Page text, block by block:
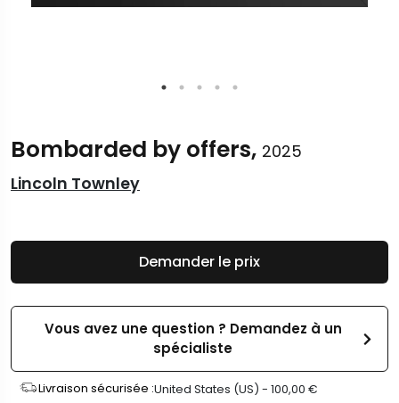
Bombarded by offers, 2025
Lincoln Townley
Demander le prix
Vous avez une question ? Demandez à un
spécialiste
Livraison sécurisée :United States (US) - 100,00 €